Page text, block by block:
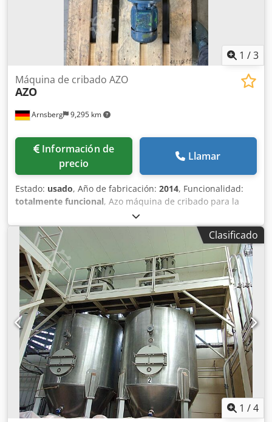
1 /3
Arnsberg 9,295 km
Máquina de cribado AZO
AZO
Información de
precio
Llamar
Estado: usado, Año de fabricación: 2014, Funcionalidad:
totalmente funcional, Azo máquina de cribado para la
venta, también tenemos una máquina de cribado más
grande para la venta Dodpfx Apeu S Ibvonsck
Clasificado
1 /4